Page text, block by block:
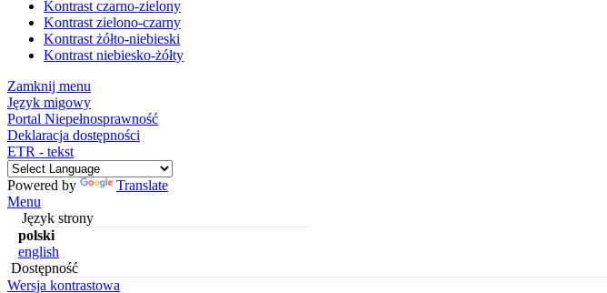
Kontrast czarno-zielony
Kontrast zielono-czarny
Kontrast żółto-niebieski
Kontrast niebiesko-żółty
Zamknij menu
Język migowy
Portal Niepełnosprawność
Deklaracja dostępności
ETR - tekst
Powered by
Translate
Menu
Język strony
polski
english
Dostępność
Wersja kontrastowa